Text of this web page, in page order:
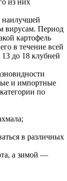
из них
наилучшей
вирусам. Период
картофель
в течение всей
до 18 клубней
и импортные
по
в различных
а зимой —